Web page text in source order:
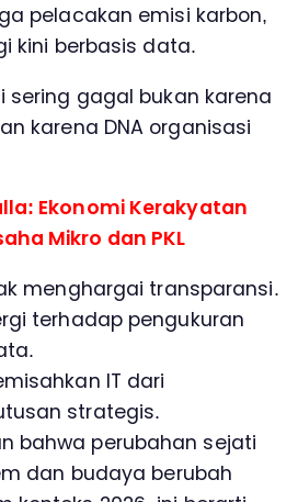
pelacakan emisi karbon,
kini berbasis data.
sering gagal bukan karena
karena DNA organisasi
Ekonomi Kerakyatan
Mikro dan PKL
menghargai transparansi.
terhadap pengukuran
IT dari
strategis.
bahwa perubahan sejati
dan budaya berubah